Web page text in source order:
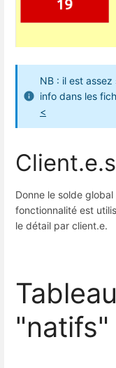
NB : il est
info dans les
<
Client.e.s
Donne le solde
fonctionnalité est
le détail par client.e.
"natifs"